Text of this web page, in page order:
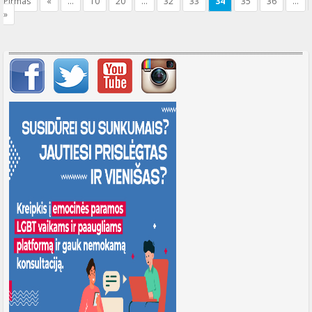
Gafjah Mada universitete surengta
konferencija, kurioje dalyvavo 29
»
Svarbių įrašų meniu